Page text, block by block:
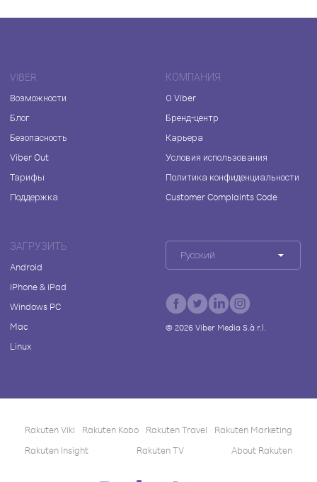
VIBER
Возможности
Блог
Безопасность
Viber Out
Тарифы
Поддержка
КОМПАНИЯ
О Viber
Бренд-центр
Карьера
Условия использования
Политика конфиденциальности
Customer Complaints Code
ЗАГРУЗИТЬ
Android
iPhone & iPad
Windows PC
Mac
Linux
Русский
© 2026Viber Media S.à r.l.
Rakuten Viki Rakuten Kobo Rakuten Travel
Rakuten Marketing
Rakuten Insight
Rakuten TV About Rakuten